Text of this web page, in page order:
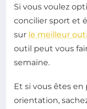
Si vous voulez
concilier sport et
sur le meilleur
outil peut vous
semaine.
Et si vous êtes
orientation,